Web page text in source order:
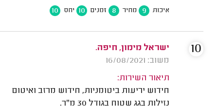
איכות 9 מחיר 8 זמנים 10 יחס 10
ישראל מימון, חיפה.
משוב: 16/08/2021
תיאור השירות:
חידוש יריעות ביטומניות, חידוש מרזב ואיטום
נזילות בגג שטוח בגודל 30 מ"ר.
10